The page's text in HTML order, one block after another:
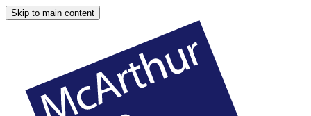
Skip to main content